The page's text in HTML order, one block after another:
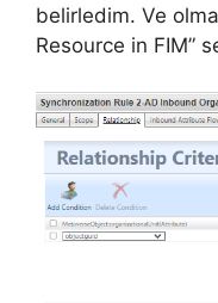
belirledim. Ve
Resource in FIM”